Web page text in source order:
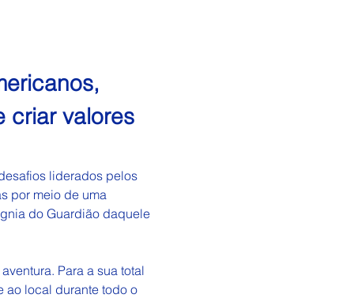
criar valores
liderados pelos
por meio de uma
do Guardião daquele
Para a sua total
ao local durante todo o